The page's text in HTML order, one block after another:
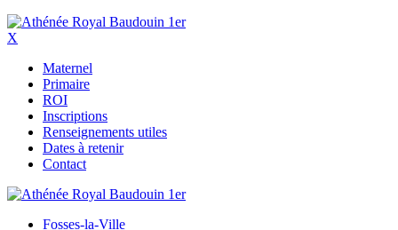
X
Maternel
Primaire
ROI
Inscriptions
Renseignements utiles
Dates à retenir
Contact
Fosses-la-Ville